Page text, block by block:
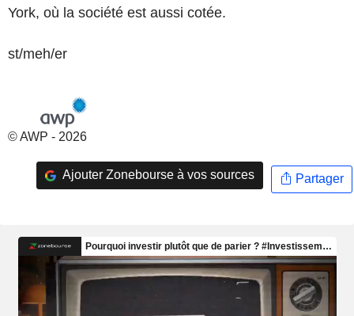
York, où la société est aussi cotée.
st/meh/er
© AWP - 2026
Ajouter Zonebourse à vos sources Partager